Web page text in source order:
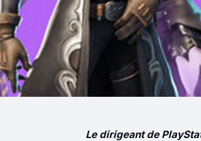
Le dirigeant de